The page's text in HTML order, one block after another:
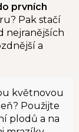
prvních
Pak stačí
nejranějších
a
květnovou
Použijte
plodů a na